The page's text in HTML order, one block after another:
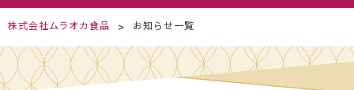
株式会社ムラオカ食品 > お知らせ一覧